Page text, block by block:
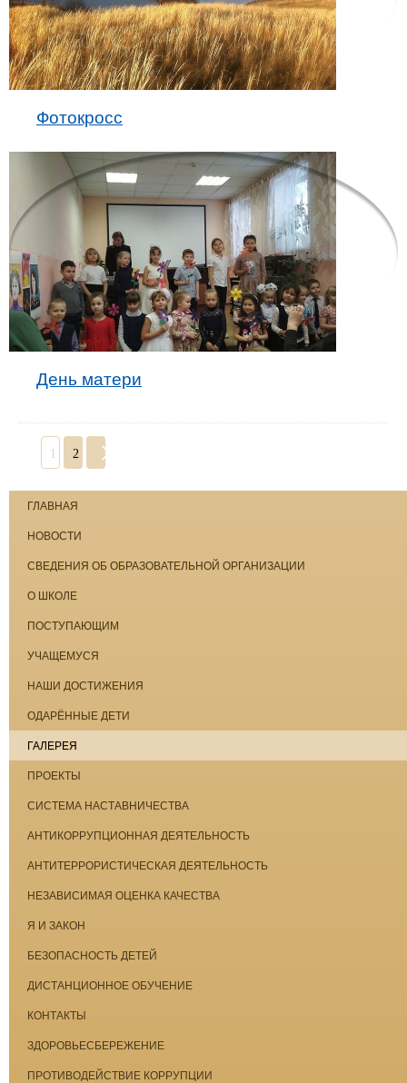
Фотокросс
День матери
1 2
ГЛАВНАЯ
НОВОСТИ
СВЕДЕНИЯ ОБ ОБРАЗОВАТЕЛЬНОЙ ОРГАНИЗАЦИИ
О ШКОЛЕ
ПОСТУПАЮЩИМ
УЧАЩЕМУСЯ
НАШИ ДОСТИЖЕНИЯ
ОДАРЁННЫЕ ДЕТИ
ГАЛЕРЕЯ
ПРОЕКТЫ
СИСТЕМА НАСТАВНИЧЕСТВА
АНТИКОРРУПЦИОННАЯ ДЕЯТЕЛЬНОСТЬ
АНТИТЕРРОРИСТИЧЕСКАЯ ДЕЯТЕЛЬНОСТЬ
НЕЗАВИСИМАЯ ОЦЕНКА КАЧЕСТВА
Я И ЗАКОН
БЕЗОПАСНОСТЬ ДЕТЕЙ
ДИСТАНЦИОННОЕ ОБУЧЕНИЕ
КОНТАКТЫ
ЗДОРОВЬЕСБЕРЕЖЕНИЕ
ПРОТИВОДЕЙСТВИЕ КОРРУПЦИИ